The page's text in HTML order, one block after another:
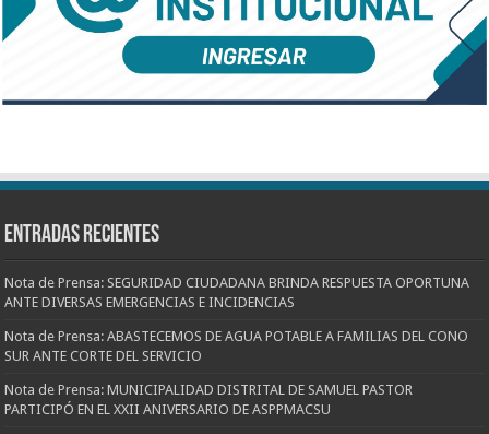
Entradas recientes
Nota de Prensa: SEGURIDAD CIUDADANA BRINDA RESPUESTA OPORTUNA
ANTE DIVERSAS EMERGENCIAS E INCIDENCIAS
Nota de Prensa: ABASTECEMOS DE AGUA POTABLE A FAMILIAS DEL CONO
SUR ANTE CORTE DEL SERVICIO
Nota de Prensa: MUNICIPALIDAD DISTRITAL DE SAMUEL PASTOR
PARTICIPÓ EN EL XXII ANIVERSARIO DE ASPPMACSU